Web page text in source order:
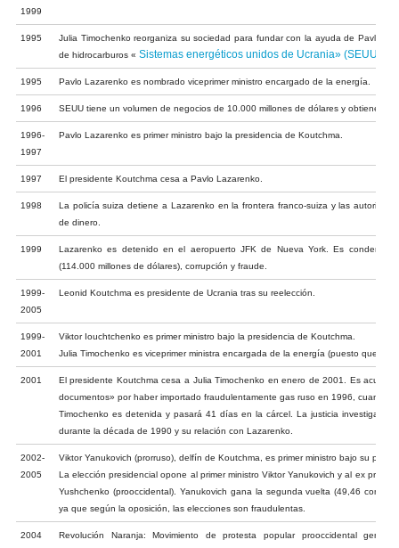
1999
1995
Julia Timochenko reorganiza su sociedad para fundar con la ayuda de Pavlo
de hidrocarburos « Sistemas energéticos unidos de Ucrania» (SEUU)
1995 Pavlo Lazarenko es nombrado viceprimer ministro encargado de la energía.
1996 SEUU tiene un volumen de negocios de 10.000 millones de dólares y obtiene
1996-
1997
Pavlo Lazarenko es primer ministro bajo la presidencia de Koutchma.
1997 El presidente Koutchma cesa a Pavlo Lazarenko.
1998
La policía suiza detiene a Lazarenko en la frontera franco-suiza y las
de dinero.
1999
Lazarenko es detenido en el aeropuerto JFK de Nueva York. Es
(114.000 millones de dólares), corrupción y fraude.
1999-
2005
Leonid Koutchma es presidente de Ucrania tras su reelección.
1999-
2001
Viktor Iouchtchenko es primer ministro bajo la presidencia de Koutchma.
Julia Timochenko es viceprimer ministra encargada de la energía (puesto que
2001
El presidente Koutchma cesa a Julia Timochenko en enero de 2001. Es
documentos» por haber importado fraudulentamente gas ruso en 1996, cuando
Timochenko es detenida y pasará 41 días en la cárcel. La justicia investiga su
durante la década de 1990 y su relación con Lazarenko.
2002-
2005
Viktor Yanukovich (prorruso), delfín de Koutchma, es primer ministro bajo su
La elección presidencial opone al primer ministro Viktor Yanukovich y al ex primer
Yushchenko (prooccidental). Yanukovich gana la segunda vuelta (49,46 contra
ya que según la oposición, las elecciones son fraudulentas.
2004
Revolución Naranja: Movimiento de protesta popular prooccidental